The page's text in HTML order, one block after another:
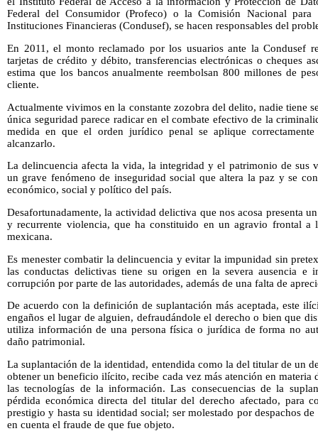
Federal del Consumidor (Profeco) o la Comisión Nacional
Instituciones Financieras (Condusef), se hacen responsables del
En 2011, el monto reclamado por los usuarios ante la Condusef
tarjetas de crédito y débito, transferencias electrónicas o cheques
estima que los bancos anualmente reembolsan 800 millones de
cliente.
Actualmente vivimos en la constante zozobra del delito, nadie tiene
única seguridad parece radicar en el combate efectivo de la
medida en que el orden jurídico penal se aplique
alcanzarlo.
La delincuencia afecta la vida, la integridad y el patrimonio de sus
un grave fenómeno de inseguridad social que altera la paz y se
económico, social y político del país.
Desafortunadamente, la actividad delictiva que nos acosa presenta
y recurrente violencia, que ha constituido en un agravio frontal a
mexicana.
Es menester combatir la delincuencia y evitar la impunidad sin
las conductas delictivas tiene su origen en la severa ausencia e
corrupción por parte de las autoridades, además de una falta de
De acuerdo con la definición de suplantación más aceptada, este
engaños el lugar de alguien, defraudándole el derecho o bien que
utiliza información de una persona física o jurídica de forma no
daño patrimonial.
La suplantación de la identidad, entendida como la del titular de un
obtener un beneficio ilícito, recibe cada vez más atención en materia
las tecnologías de la información. Las consecuencias de la
pérdida económica directa del titular del derecho afectado, para
prestigio y hasta su identidad social; ser molestado por despachos
en cuenta el fraude de que fue objeto.